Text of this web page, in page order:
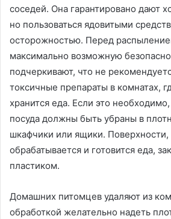
соседей. Она гарантировано дают
но пользоваться ядовитыми
осторожностью. Перед
максимально возможную
подчеркивают, что не
токсичные препараты в комнатах,
хранится еда. Если это
посуда должны быть убраны в
шкафчики или ящики. Поверхности,
обрабатывается и готовится еда,
пластиком.
Домашних питомцев удаляют из
обработкой желательно надеть